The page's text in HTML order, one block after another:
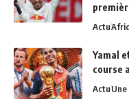
Actu
Yamal
course
ActuUne